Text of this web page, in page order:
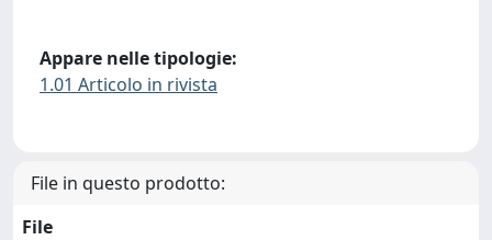
Appare nelle tipologie:
1.01 Articolo in rivista
File in questo prodotto:
File